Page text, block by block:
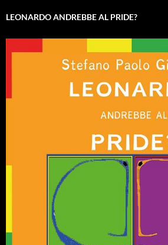
LEONARDO ANDREBBE AL PRIDE?